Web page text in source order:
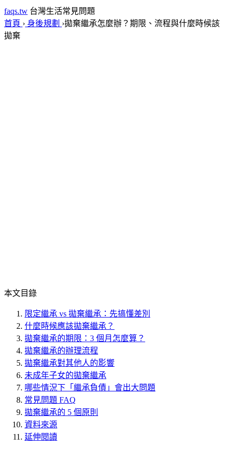
faqs.tw 台灣生活常見問題
首頁 › 身後規劃 ›拋棄繼承怎麼辦？期限、流程與什麼時候該
拋棄
本文目錄
限定繼承 vs 拋棄繼承：先搞懂差別
什麼時候應該拋棄繼承？
拋棄繼承的期限：3 個月怎麼算？
拋棄繼承的辦理流程
拋棄繼承對其他人的影響
未成年子女的拋棄繼承
哪些情況下「繼承負債」會出大問題
常見問題 FAQ
拋棄繼承的 5 個原則
資料來源
延伸閱讀